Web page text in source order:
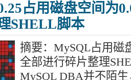
占用磁盘空间为
SHELL脚本
摘要：MySQL占用磁
全部进行碎片整理
MySQL DBA并不陌